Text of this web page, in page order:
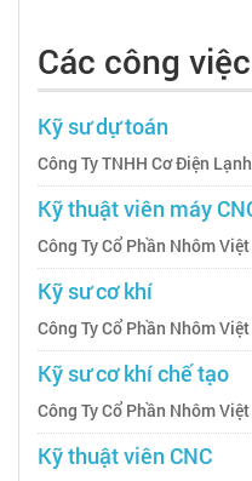
Các công
Kỹ sư dự toán
Công Ty TNHH Cơ Điện
Kỹ thuật viên máy
Công Ty Cổ Phần Nhôm
Kỹ sư cơ khí
Công Ty Cổ Phần Nhôm
Kỹ sư cơ khí chế tạo
Công Ty Cổ Phần Nhôm
Kỹ thuật viên CNC